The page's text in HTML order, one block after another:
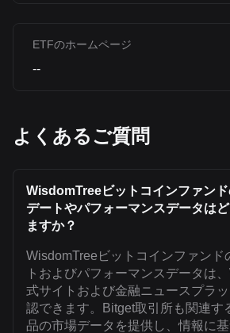
ETFのホームページ
--
よくあるご質問
WisdomTreeビットコインファン
デートやパフォーマンスデータは
ますか？
WisdomTreeビットコインファンド
トおよびパフォーマンスデータは
式サイトおよび金融ニュースプラ
認できます。Bitget取引所も関連す
品の市場データを提供し、情報に